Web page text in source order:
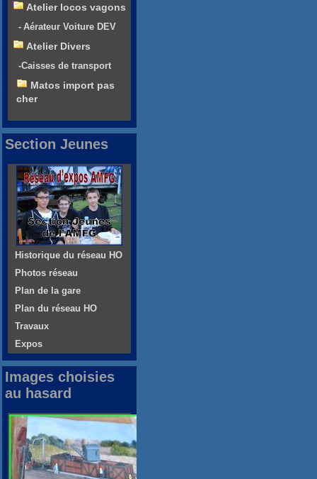
Atelier locos vagons
- Aérateur Voiture DEV
Atelier Divers
-Caisses de transport
Matos import pas
cher
Section Jeunes
Historique du réseau HO
Photos réseau
Plan de la gare
Plan du réseau HO
Travaux
Expos
Images choisies
au hasard